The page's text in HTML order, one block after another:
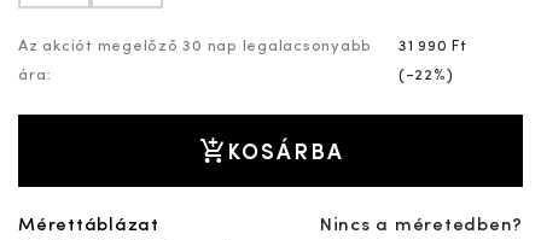
Az akciót megelőző 30 nap legalacsonyabb
ára:
31 990 Ft
(-22%)
KOSÁRBA
Mérettáblázat
Nincs a méretedben?